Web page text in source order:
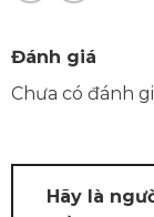
Đánh giá
Chưa có đánh
Hãy là